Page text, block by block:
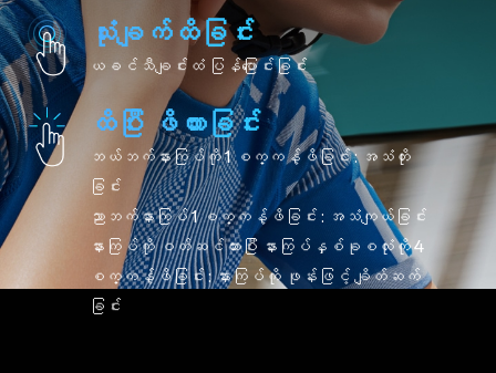
သုံးချက်ထိခြင်း
ယခင်သီချင်းထံ ပြန်ပြောင်းခြင်း
ထိပြီး ဖိထားခြင်း
ဘယ်ဘက်နားကြပ်ကို 1 စက္ကန့်ဖိခြင်း : အသံတိုး
ခြင်း
ညာဘက်နားကြပ် 1 စက္ကန့်ဖိခြင်း : အသံကျယ်ခြင်း
နားကြပ်ကို ဝတ်ဆင်ထားပြီး နားကြပ်နှစ်ခုစလုံးကို 4
စက္ကန့်ဖိခြင်း : နားကြပ်ကို ဖုန်းဖြင့် ချိတ်ဆက်
ခြင်း